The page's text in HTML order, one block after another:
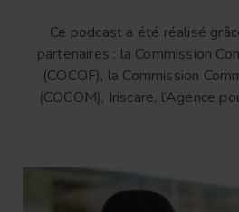
Ce podcast a été réalisé
partenaires : la Commission
(COCOF), la Commission
(COCOM), Iriscare, l’Agence